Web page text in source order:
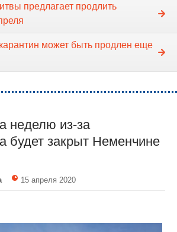
предлагает продлить
может быть продлен еще
неделю из-за
будет закрыт Неменчине
15 апреля 2020